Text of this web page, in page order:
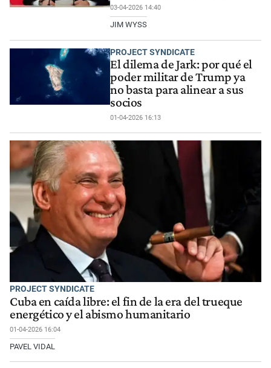
03-04-2026 14:40
JIM WYSS
PROJECT SYNDICATE
El dilema de Jark: por qué el
poder militar de Trump ya
no basta para alinear a sus
socios
01-04-2026 16:13
PROJECT SYNDICATE
Cuba en caída libre: el fin de la era del trueque
energético y el abismo humanitario
01-04-2026 16:04
PAVEL VIDAL